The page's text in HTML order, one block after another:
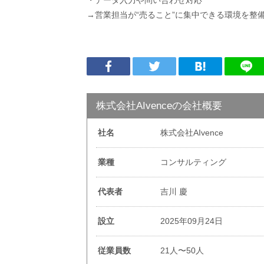
→営業担当が“売ること”に集中できる環境を整
株式会社AIvenceの会社概要
社名 株式会社AIvence
業種 コンサルティング
代表者 吉川 慶
設立 2025年09月24日
従業員数 21人〜50人